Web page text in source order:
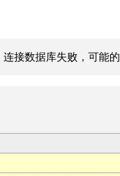
接数据库失败，可能